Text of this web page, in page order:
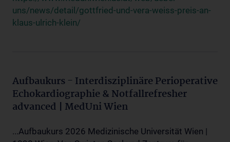
uns/news/detail/gottfried-und-vera-weiss-preis-an-
klaus-ulrich-klein/
Aufbaukurs - Interdisziplinäre Perioperative
Echokardiographie & Notfallrefresher
advanced | MedUni Wien
...Aufbaukurs 2026 Medizinische Universität Wien |